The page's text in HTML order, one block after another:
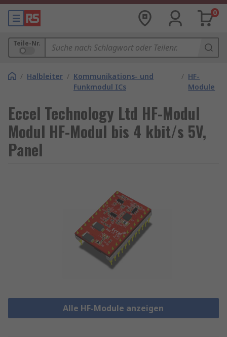
0
Teile-Nr.
/ Halbleiter / Kommunikations- und
Funkmodul ICs
/ HF-
Module
Eccel Technology Ltd HF-Modul
Modul HF-Modul bis 4 kbit/s 5V,
Panel
Alle HF-Module anzeigen